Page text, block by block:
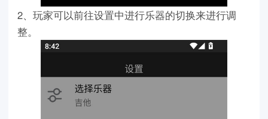
2、玩家可以前往设置中进行乐器的切换来进行调
整。